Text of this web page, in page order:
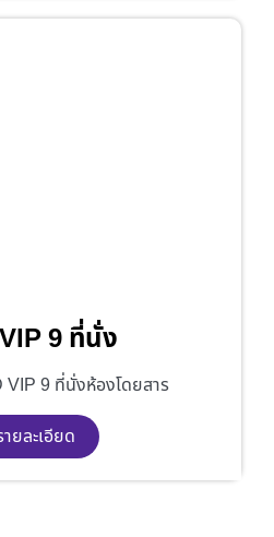
9 ที่นั่ง
VIP 9 ที่นั่งห้องโดยสาร
ยละเอียด